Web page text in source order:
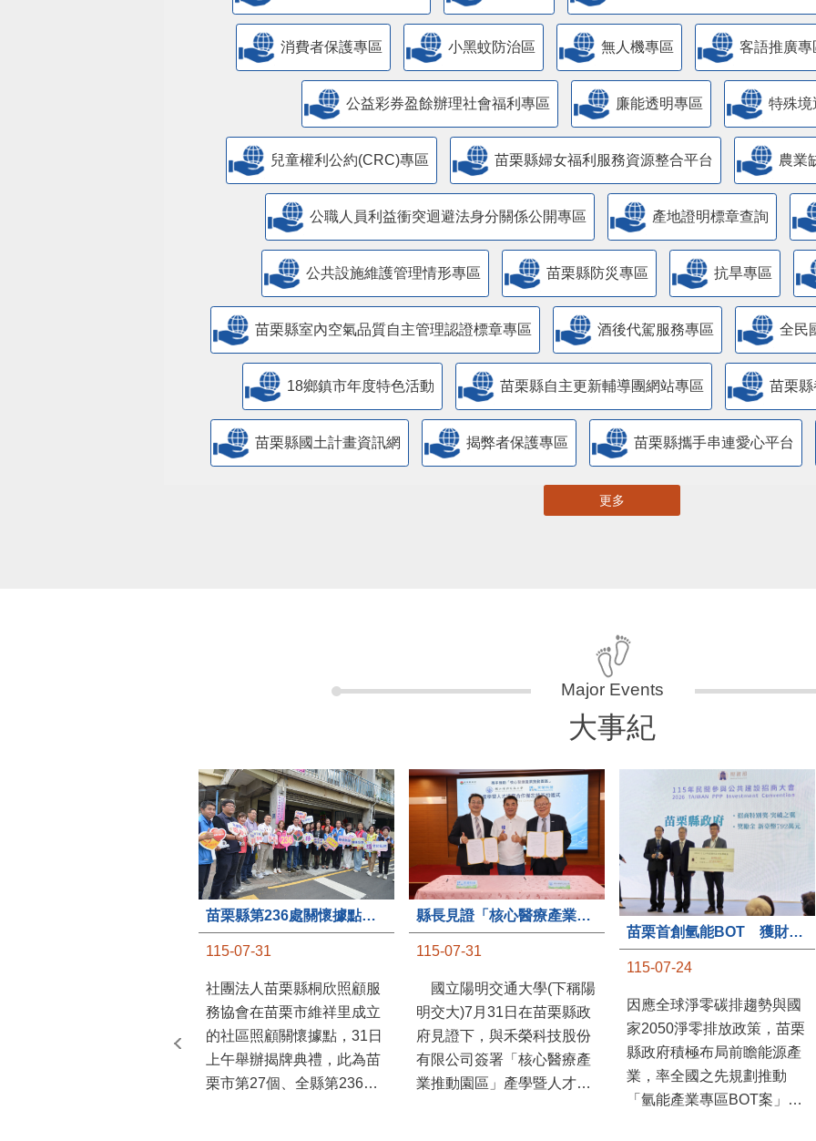
消費者保護專區 小黑蚊防治區 無人機專區 客語推廣專
公益彩券盈餘辦理社會福利專區 廉能透明專區 特殊境
兒童權利公約(CRC)專區 苗栗縣婦女福利服務資源整合平台 農業
公職人員利益衝突迴避法身分關係公開專區 產地證明標章查詢
​公共設施維護管理情形專區 苗栗縣防災專區 抗旱專區
苗栗縣室內空氣品質自主管理認證標章專區 酒後代駕服務專區 全民
18鄉鎮市年度特色活動 苗栗縣自主更新輔導團網站專區 苗栗
苗栗縣國土計畫資訊網 揭弊者保護專區 苗栗縣攜手串連愛心平台
更多
大事紀
苗栗縣第236處關懷據點在苗栗市維祥里揭牌
115-07-31
社團法人苗栗縣桐欣照顧服
務協會在苗栗市維祥里成立
的社區照顧關懷據點，31日
上午舉辦揭牌典禮，此為苗
栗市第27個、全縣第236處
縣長見證「核心醫療產業推動園區」產學合作簽約儀式
115-07-31
國立陽明交通大學(下稱陽
明交大)7月31日在苗栗縣政
府見證下，與禾榮科技股份
有限公司簽署「核心醫療產
業推動園區」產學暨人才培
苗栗首創氫能BOT 獲財政部「突破之翼」肯定
115-07-24
因應全球淨零碳排趨勢與國
家2050淨零排放政策，苗栗
縣政府積極布局前瞻能源產
業，率全國之先規劃推動
「氫能產業專區BOT案」，